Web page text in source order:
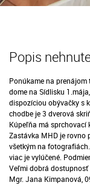
Popis
Ponúkame na
dome na Sídlisku
dispozíciou obývačky s
chodbe je 3 dverová
Kúpeľňa má sprchovací
Zastávka MHD je rovno
všetkým na
viac je vylúčené.
Veľmi dobrá
Mgr. Jana Kimpanová,